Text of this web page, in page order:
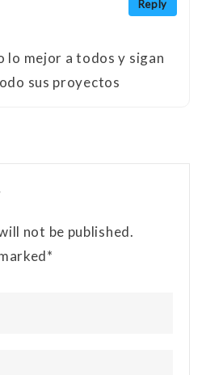
Reply
lo mejor a todos y sigan
sus proyectos
not be published.